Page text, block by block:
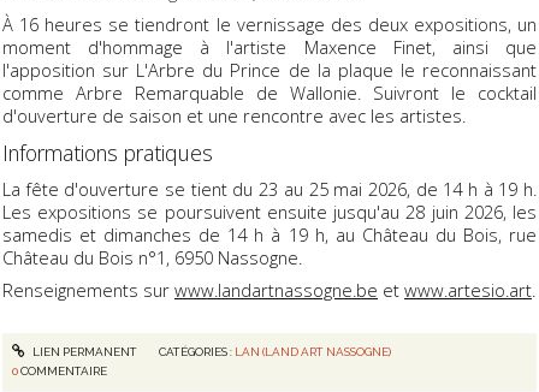
À 16 heures se tiendront le vernissage des deux expositions, un
moment d'hommage à l'artiste Maxence Finet, ainsi que
l'apposition sur L'Arbre du Prince de la plaque le reconnaissant
comme Arbre Remarquable de Wallonie. Suivront le cocktail
d'ouverture de saison et une rencontre avec les artistes.
Informations pratiques
La fête d'ouverture se tient du 23 au 25 mai 2026, de 14 h à 19 h.
Les expositions se poursuivent ensuite jusqu'au 28 juin 2026, les
samedis et dimanches de 14 h à 19 h, au Château du Bois, rue
Château du Bois n°1, 6950 Nassogne.
Renseignements sur www.landartnassogne.be et www.artesio.art
LIEN PERMANENT CATÉGORIES : LAN (LAND ART NASSOGNE)
0COMMENTAIRE